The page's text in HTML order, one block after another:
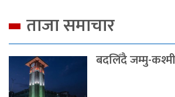
ताजा समाचार
बदलिँदै जम्मु-